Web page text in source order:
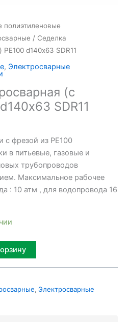
полиэтиленовые
/ Седелка
d140х63 SDR11
, Электросварные
(с
SDR11
с фрезой из PE100
в питьевые, газовые и
трубопроводов
Максимальное рабочее
: 10 атм , для водопровода 16
, Электросварные